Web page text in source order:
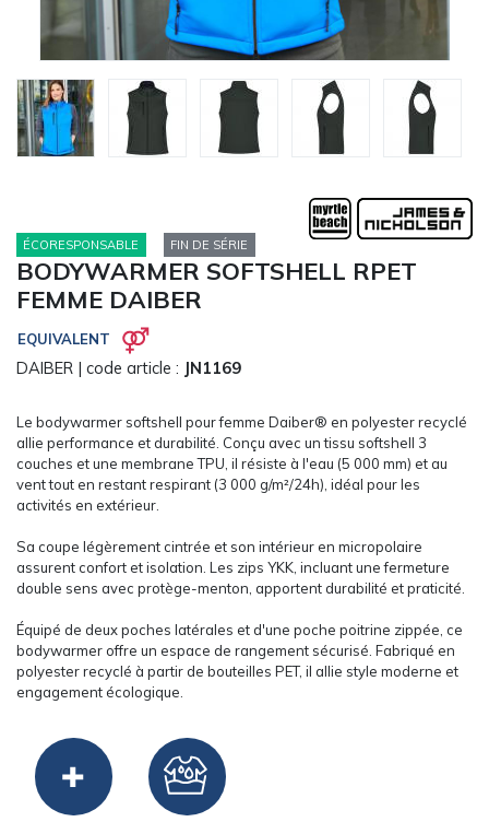
RESPONSABLE
L'ENTREPRISE
SERVICES
FOIRES ET ÉVÉNEMENTS NETWORKING
TECHNIQUES MARQUAGE
BLOG
CONTACT
ÉCORESPONSABLE FIN DE SÉRIE
BODYWARMER SOFTSHELL RPET
FEMME DAIBER
EQUIVALENT
DAIBER | code article : JN1169
Le bodywarmer softshell pour femme Daiber® en polyester recyclé
allie performance et durabilité. Conçu avec un tissu softshell 3
couches et une membrane TPU, il résiste à l'eau (5 000 mm) et au
vent tout en restant respirant (3 000 g/m²/24h), idéal pour les
activités en extérieur.
Sa coupe légèrement cintrée et son intérieur en micropolaire
assurent confort et isolation. Les zips YKK, incluant une fermeture
double sens avec protège-menton, apportent durabilité et praticité.
Équipé de deux poches latérales et d'une poche poitrine zippée, ce
bodywarmer offre un espace de rangement sécurisé. Fabriqué en
polyester recyclé à partir de bouteilles PET, il allie style moderne et
engagement écologique.